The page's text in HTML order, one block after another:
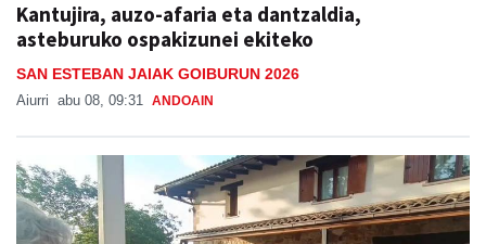
Kantujira, auzo-afaria eta dantzaldia,
asteburuko ospakizunei ekiteko
SAN ESTEBAN JAIAK GOIBURUN 2026
Aiurri abu 08, 09:31 ANDOAIN